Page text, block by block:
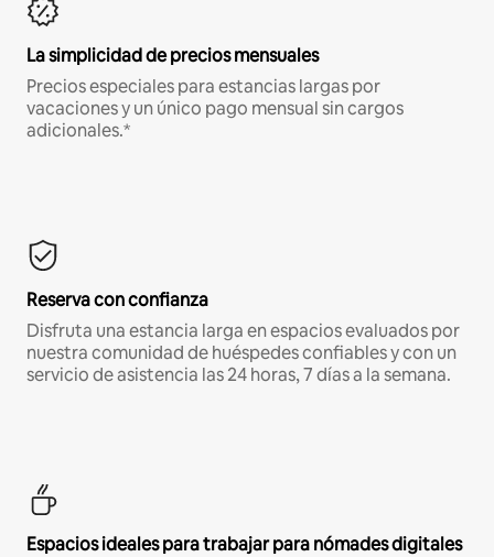
La simplicidad de precios mensuales
Precios especiales para estancias largas por
vacaciones y un único pago mensual sin cargos
adicionales.*
Reserva con confianza
Disfruta una estancia larga en espacios evaluados por
nuestra comunidad de huéspedes confiables y con un
servicio de asistencia las 24 horas, 7 días a la semana.
Espacios ideales para trabajar para nómades digitales